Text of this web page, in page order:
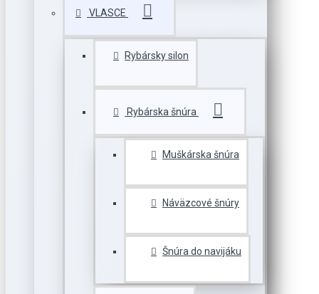
VLASCE
Rybársky silon
Rybárska šnúra
Muškárska šnúra
Náväzcové šnúry
Šnúra do navijáku